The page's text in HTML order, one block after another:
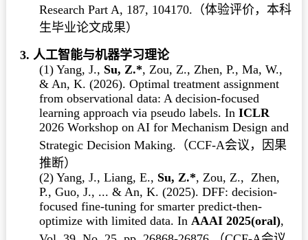
Research Part A, 187, 104170. （体验评价，本科
生毕业论文成果）
3. 人工智能与机器学习理论
(1) Yang, J., Su, Z.*, Zou, Z., Zhen, P., Ma, W.,
& An, K. (2026). Optimal treatment assignment
from observational data: A decision-focused
learning approach via pseudo labels. In ICLR
2026 Workshop on AI for Mechanism Design and
Strategic Decision Making. （CCF-A会议，因果
推断）
(2) Yang, J., Liang, E., Su, Z.*, Zou, Z., Zhen,
P., Guo, J., ... & An, K. (2025). DFF: decision-
focused fine-tuning for smarter predict-then-
optimize with limited data. In AAAI 2025(oral),